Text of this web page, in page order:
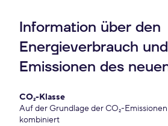
Information über den
Energieverbrauch
Emissionen des
CO₂-Klasse
Auf der Grundlage der CO₂-Emissionen
kombiniert